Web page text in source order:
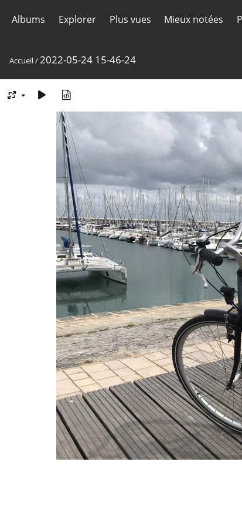
Albums Explorer Plus vues Mieux notées
Accueil/2022-05-24 15-46-24